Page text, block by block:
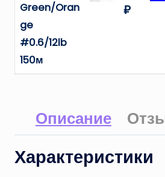
Green/Oran
ge
#0.6/12lb
150м
₽
Описание
Характеристики